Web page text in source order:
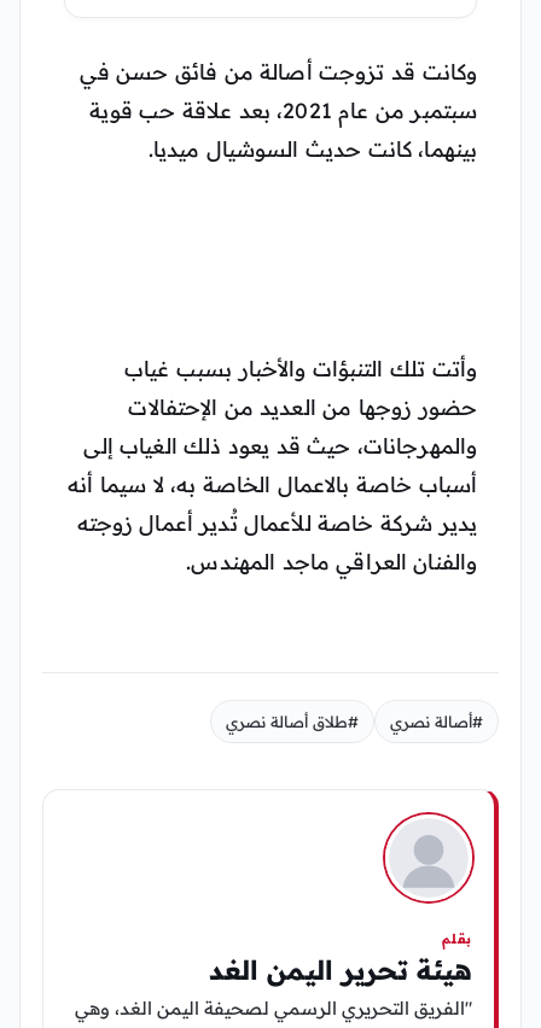
منشور؟!
وكانت قد تزوجت أصالة من فائق حسن في
سبتمبر من عام 2021، بعد علاقة حب قوية
بينهما، كانت حديث السوشيال ميديا.
وأتت تلك التنبؤات والأخبار بسبب غياب
حضور زوجها من العديد من الإحتفالات
والمهرجانات، حيث قد يعود ذلك الغياب إلى
أسباب خاصة بالاعمال الخاصة به، لا سيما أنه
يدير شركة خاصة للأعمال تُدير أعمال زوجته
والفنان العراقي ماجد المهندس.
#أصالة نصري #طلاق أصالة نصري
بقلم
هيئة تحرير اليمن الغد
"الفريق التحريري الرسمي لصحيفة اليمن الغد، وهي